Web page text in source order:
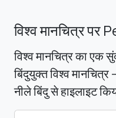
विश्व मानचित्र पर
विश्व मानचित्र का एक
बिंदुयुक्त विश्व
नीले बिंदु से हाइलाइट